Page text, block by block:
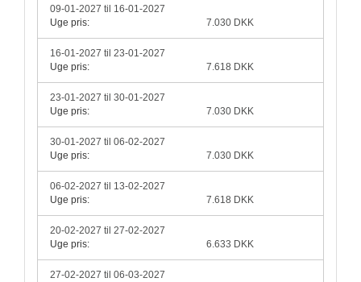
09-01-2027 til 16-01-2027
Uge pris:
7.030 DKK
16-01-2027 til 23-01-2027
Uge pris:
7.618 DKK
23-01-2027 til 30-01-2027
Uge pris:
7.030 DKK
30-01-2027 til 06-02-2027
Uge pris:
7.030 DKK
06-02-2027 til 13-02-2027
Uge pris:
7.618 DKK
20-02-2027 til 27-02-2027
Uge pris:
6.633 DKK
27-02-2027 til 06-03-2027